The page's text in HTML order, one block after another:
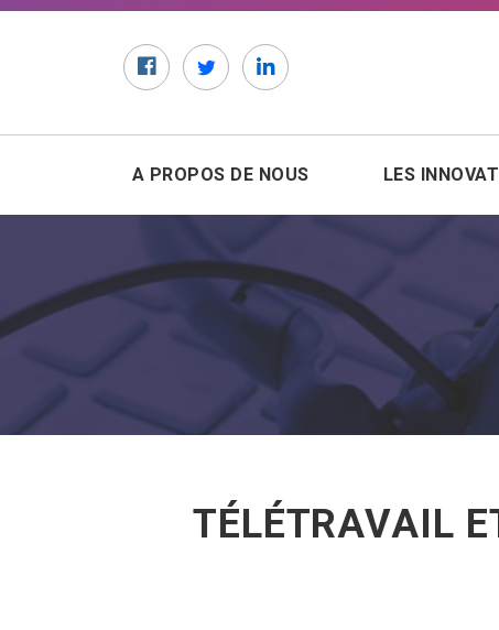
FacebookTwitterLinkedIn
A PROPOS DE NOUS LES
TÉLÉTRAVAIL